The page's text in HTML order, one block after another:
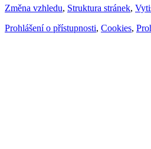
Změna vzhledu, Struktura stránek,
Prohlášení o přístupnosti, Cookies,